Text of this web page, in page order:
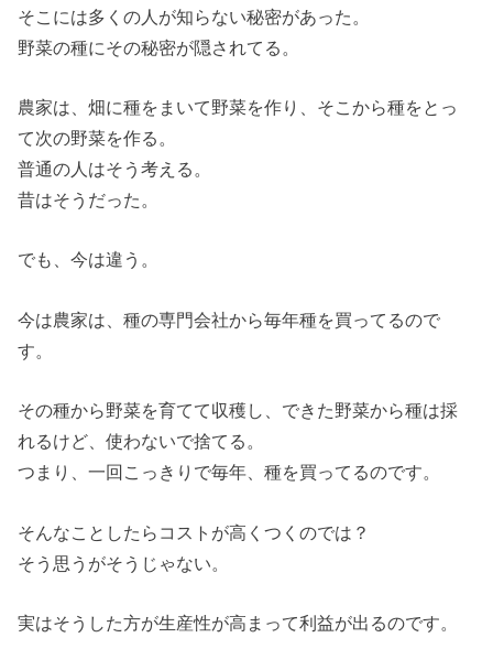
そこには多くの人が知らない秘密があった。
野菜の種にその秘密が隠されてる。
農家は、畑に種をまいて野菜を作り、そこから種をとっ
て次の野菜を作る。
普通の人はそう考える。
昔はそうだった。
でも、今は違う。
今は農家は、種の専門会社から毎年種を買ってるので
す。
その種から野菜を育てて収穫し、できた野菜から種は採
れるけど、使わないで捨てる。
つまり、一回こっきりで毎年、種を買ってるのです。
そんなことしたらコストが高くつくのでは？
そう思うがそうじゃない。
実はそうした方が生産性が高まって利益が出るのです。